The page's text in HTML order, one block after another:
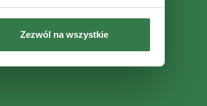
Zezwól na wszystkie